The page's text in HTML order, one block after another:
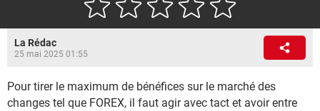
La Rédac
25 mai 2025 01:55
Pour tirer le maximum de bénéfices sur le marché des
changes tel que FOREX, il faut agir avec tact et avoir entre